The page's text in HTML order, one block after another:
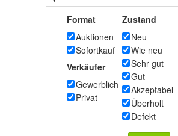
Format
Auktionen
Sofortkauf
Verkäufer
Gewerblich
Privat
Zustand
Neu
Wie neu
Sehr gut
Gut
Akzeptabel
Überholt
Defekt